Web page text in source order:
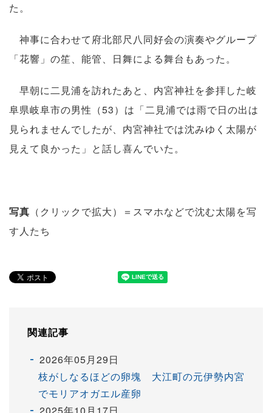
た。
神事に合わせて府北部尺八同好会の演奏やグループ
「花響」の笙、能管、日舞による舞台もあった。
早朝に二見浦を訪れたあと、内宮神社を参拝した岐
阜県岐阜市の男性（53）は「二見浦では雨で日の出は
見られませんでしたが、内宮神社では沈みゆく太陽が
見えて良かった」と話し喜んでいた。
写真 （クリックで拡大）＝スマホなどで沈む太陽を写
す人たち
関連記事
2026年05月29日
枝がしなるほどの卵塊 大江町の元伊勢内宮
でモリアオガエル産卵